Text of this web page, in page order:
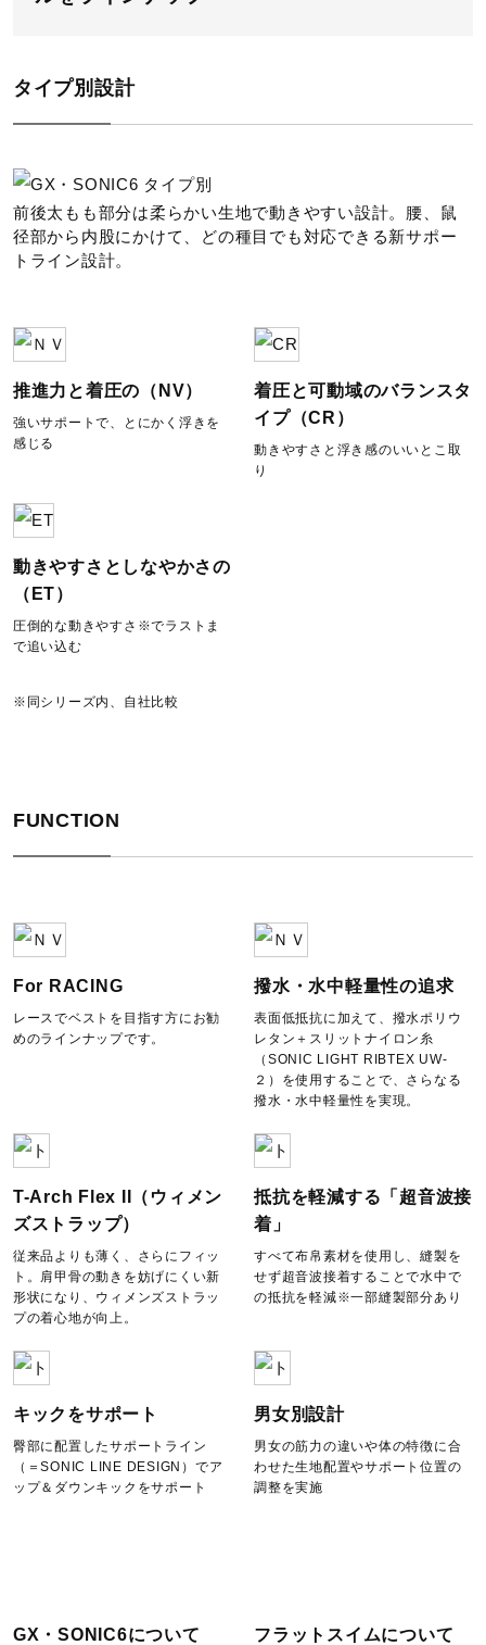
股下／24.3cm（Mサイズ）
盟承認モデルです。競泳公式大会で
サイズ
93：ブラック×ターコイズ
96：ブラック×レッド
素材
切替部：ナイロン66％、ポリウレタン34％
原産国
日本製、中国製
発売シーズン
96：2023年秋冬
タイプ別設計
前後太もも部分は柔らかい生地で動きやすい設計。腰、鼠
径部から内股にかけて、どの種目でも対応できる新サポー
トライン設計。
推進力と着圧の（NV）
強いサポートで、とにかく浮きを
感じる
着圧と可動域のバランスタ
イプ（CR）
動きやすさと浮き感のいいとこ取
り
動きやすさとしなやかさの
（ET）
圧倒的な動きやすさ※でラストま
で追い込む
※同シリーズ内、自社比較
FUNCTION
For RACING
レースでベストを目指す方にお勧
めのラインナップです。
撥水・水中軽量性の追求
表面低抵抗に加えて、撥水ポリウ
レタン＋スリットナイロン糸
（SONIC LIGHT RIBTEX UW-
２）を使用することで、さらなる
撥水・水中軽量性を実現。
T-Arch Flex II（ウィメン
ズストラップ）
従来品よりも薄く、さらにフィッ
ト。肩甲骨の動きを妨げにくい新
形状になり、ウィメンズストラッ
プの着心地が向上。
抵抗を軽減する「超音波接
着」
すべて布帛素材を使用し、縫製を
せず超音波接着することで水中で
の抵抗を軽減※一部縫製部分あり
キックをサポート
臀部に配置したサポートライン
（＝SONIC LINE DESIGN）でア
ップ＆ダウンキックをサポート
男女別設計
男女の筋力の違いや体の特徴に合
わせた生地配置やサポート位置の
調整を実施
GX・SONIC6について フラットスイムについて